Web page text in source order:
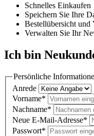
Schnelles Einkaufen
Speichern Sie Ihre
Bestellübersicht und
Verwalten Sie Ihr
Ich bin
Persönliche
Anrede
Vorname*
Nachname*
Neue E-Mail-Adresse*
Passwort*